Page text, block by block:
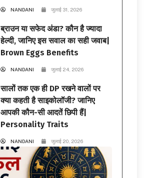
NANDANI जुलाई 31, 2026
ब्राउन या सफेद अंडा? कौन है ज्यादा
हेल्दी, जानिए इस सवाल का सही जवाब|
Brown Eggs Benefits
NANDANI जुलाई 24, 2026
सालों तक एक ही DP रखने वालों पर
क्या कहती है साइकोलॉजी? जानिए
आपकी कौन-सी आदतें छिपी हैं|
Personality Traits
NANDANI जुलाई 20, 2026